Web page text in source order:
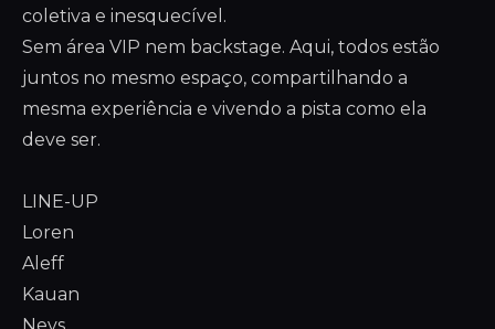
coletiva e inesquecível.
Sem área VIP nem backstage. Aqui, todos estão
juntos no mesmo espaço, compartilhando a
mesma experiência e vivendo a pista como ela
deve ser.
LINE-UP
Loren
Aleff
Kauan